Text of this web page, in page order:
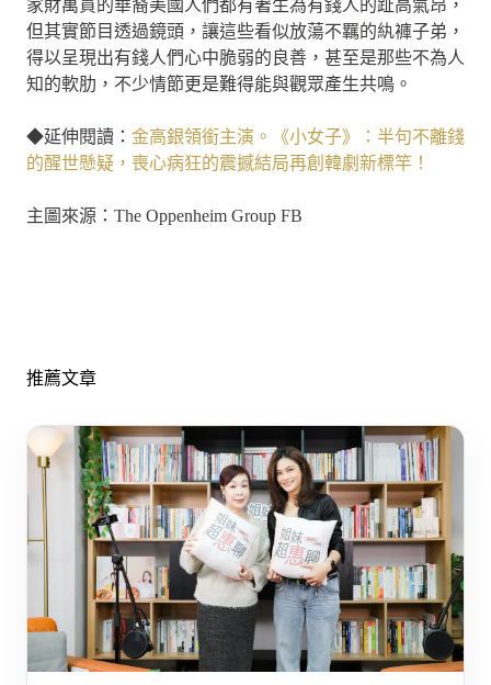
家財萬貫的華裔美國人們都有著生為有錢人的趾高氣昂，
但其實節目透過鏡頭，讓這些看似放蕩不羈的紈褲子弟，
得以呈現出有錢人們心中脆弱的良善，甚至是那些不為人
知的軟肋，不少情節更是難得能與觀眾產生共鳴。
◆延伸閱讀： 金高銀領銜主演。《小女子》：半句不離錢
的醒世懸疑，喪心病狂的震撼結局再創韓劇新標竿！
主圖來源：The Oppenheim Group FB
推薦文章